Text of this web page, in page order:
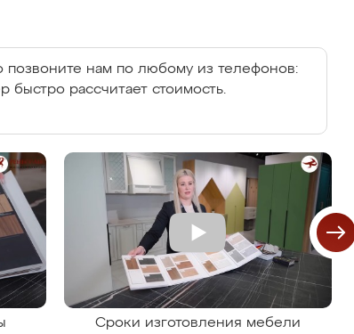
позвоните нам по любому из телефонов:
быстро рассчитает стоимость.
Сроки изготовления мебели